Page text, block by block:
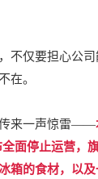
不仅要担心公
在。
传来一声惊雷——
面停止运营，
箱的食材，以及